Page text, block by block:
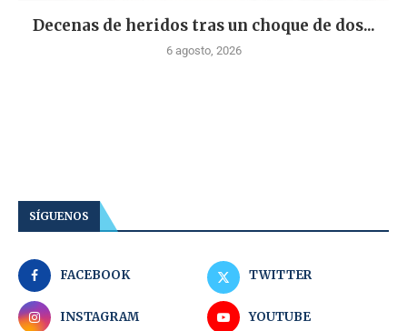
Decenas de heridos tras un choque de dos...
6 agosto, 2026
SÍGUENOS
FACEBOOK TWITTER
INSTAGRAM YOUTUBE